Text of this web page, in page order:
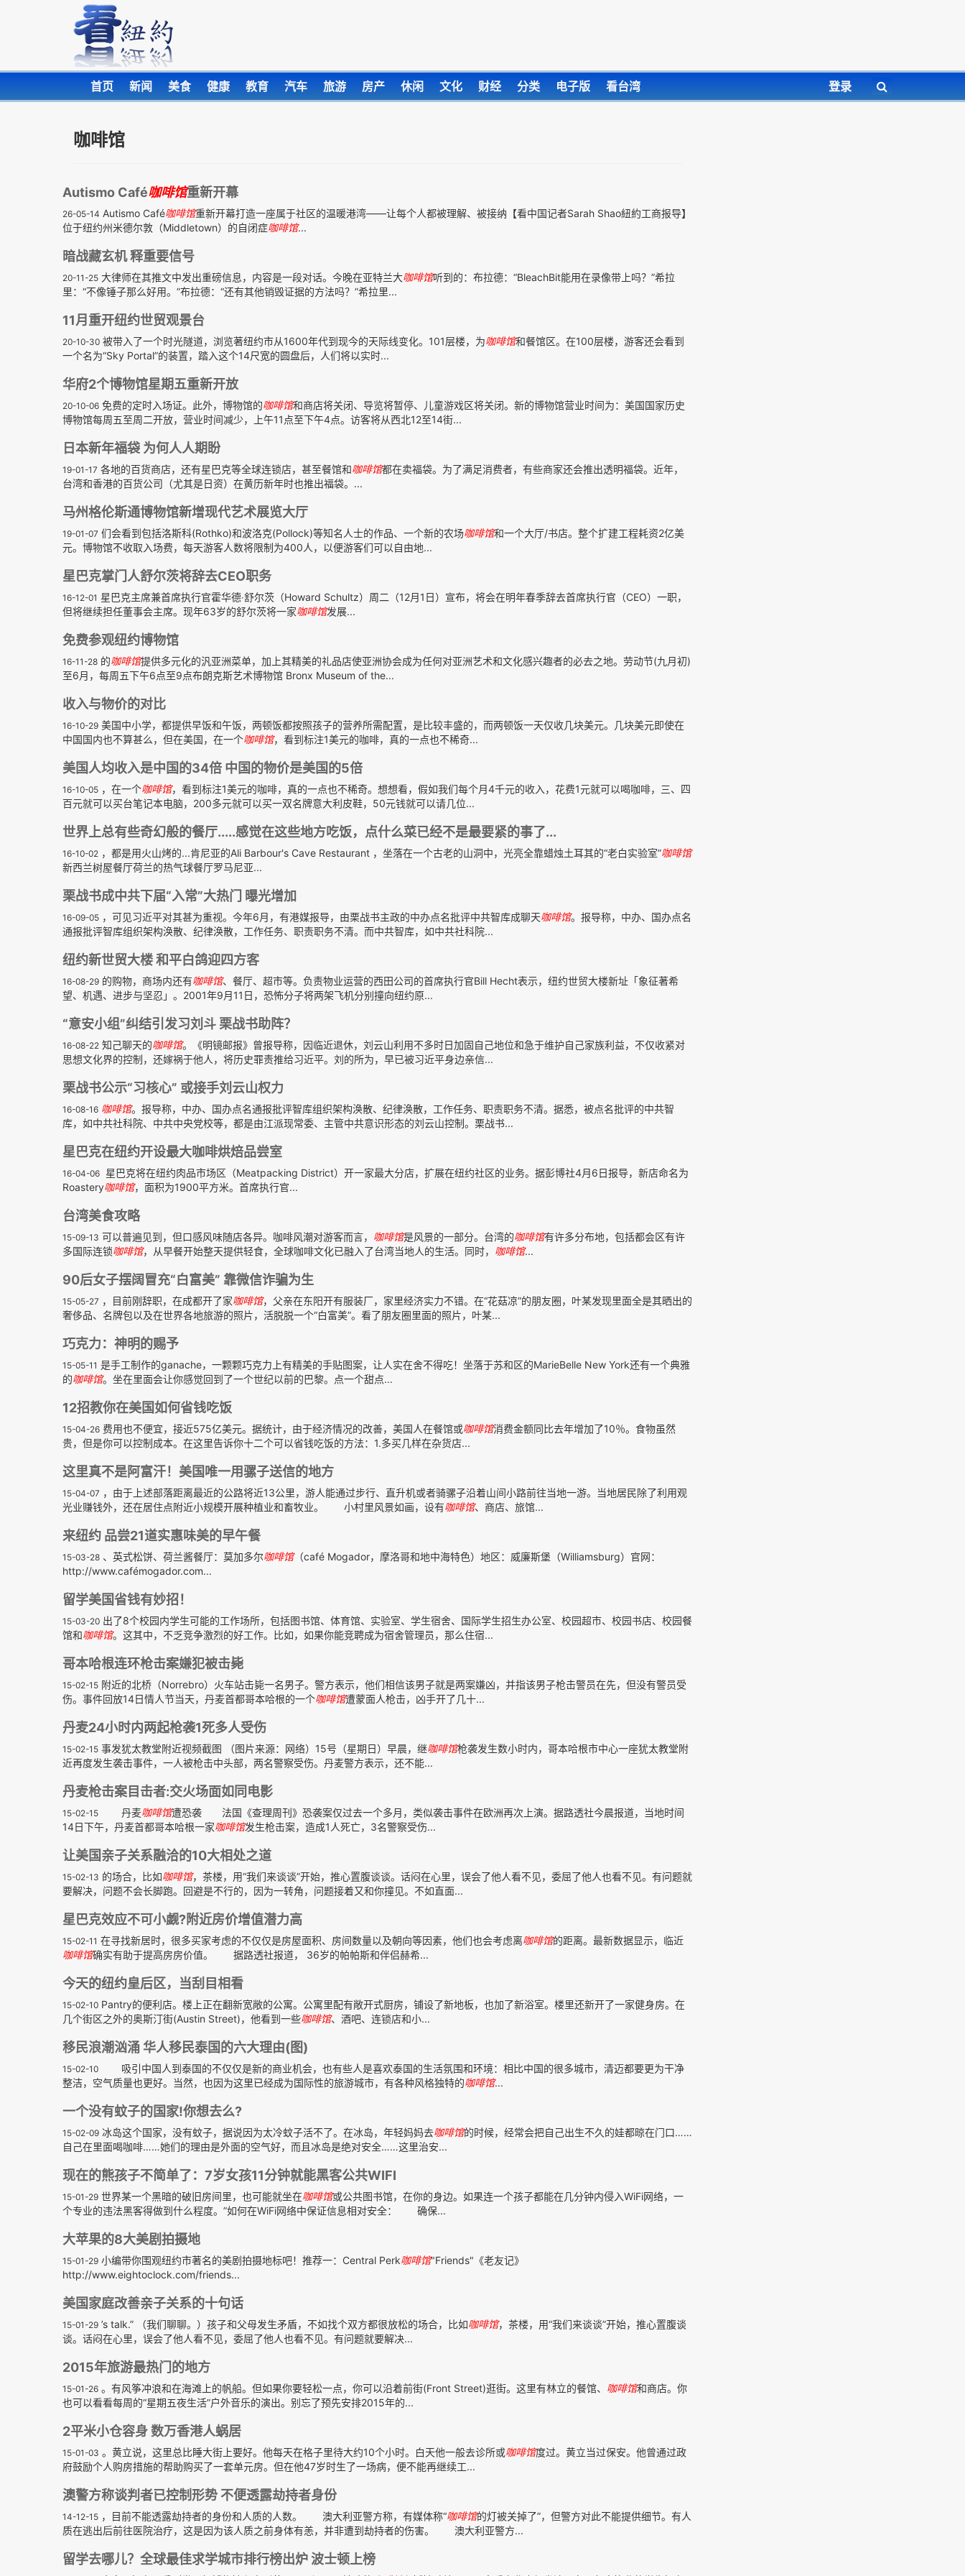
首页 新闻 美食 健康 教育 汽车 旅游 房产 休闲 文化 财经 分类 电子版 看台湾 登录
咖啡馆
Autismo Café咖啡馆重新开幕
26-05-14 Autismo Café咖啡馆重新开幕打造一座属于社区的温暖港湾——让每个人都被理解、被接纳【看中国记者Sarah Shao紐約工商报导】
位于纽约州米德尔敦（Middletown）的自闭症咖啡馆...
暗战藏玄机 释重要信号
20-11-25 大律师在其推文中发出重磅信息，内容是一段对话。今晚在亚特兰大咖啡馆听到的：布拉德：“BleachBit能用在录像带上吗？”希拉
里：“不像锤子那么好用。”布拉德：“还有其他销毁证据的方法吗？”希拉里...
11月重开纽约世贸观景台
20-10-30 被带入了一个时光隧道，浏览著纽约市从1600年代到现今的天际线变化。101层楼，为咖啡馆和餐馆区。在100层楼，游客还会看到
一个名为“Sky Portal”的装置，踏入这个14尺宽的圆盘后，人们将以实时...
华府2个博物馆星期五重新开放
20-10-06 免费的定时入场证。此外，博物馆的咖啡馆和商店将关闭、导览将暂停、儿童游戏区将关闭。新的博物馆营业时间为：美国国家历史
博物馆每周五至周二开放，营业时间减少，上午11点至下午4点。访客将从西北12至14街...
日本新年福袋 为何人人期盼
19-01-17 各地的百货商店，还有星巴克等全球连锁店，甚至餐馆和咖啡馆都在卖福袋。为了满足消费者，有些商家还会推出透明福袋。近年，
台湾和香港的百货公司（尤其是日资）在黄历新年时也推出福袋。...
马州格伦斯通博物馆新增现代艺术展览大厅
19-01-07 们会看到包括洛斯科(Rothko)和波洛克(Pollock)等知名人士的作品、一个新的农场咖啡馆和一个大厅/书店。整个扩建工程耗资2亿美
元。博物馆不收取入场费，每天游客人数将限制为400人，以便游客们可以自由地...
星巴克掌门人舒尔茨将辞去CEO职务
16-12-01 星巴克主席兼首席执行官霍华德‧舒尔茨（Howard Schultz）周二（12月1日）宣布，将会在明年春季辞去首席执行官（CEO）一职，
但将继续担任董事会主席。现年63岁的舒尔茨将一家咖啡馆发展...
免费参观纽约博物馆
16-11-28 的咖啡馆提供多元化的汎亚洲菜单，加上其精美的礼品店使亚洲协会成为任何对亚洲艺术和文化感兴趣者的必去之地。劳动节(九月初)
至6月，每周五下午6点至9点布朗克斯艺术博物馆 Bronx Museum of the...
收入与物价的对比
16-10-29 美国中小学，都提供早饭和午饭，两顿饭都按照孩子的营养所需配置，是比较丰盛的，而两顿饭一天仅收几块美元。几块美元即使在
中国国内也不算甚么，但在美国，在一个咖啡馆，看到标注1美元的咖啡，真的一点也不稀奇...
美国人均收入是中国的34倍 中国的物价是美国的5倍
16-10-05 ，在一个咖啡馆，看到标注1美元的咖啡，真的一点也不稀奇。想想看，假如我们每个月4千元的收入，花费1元就可以喝咖啡，三、四
百元就可以买台笔记本电脑，200多元就可以买一双名牌意大利皮鞋，50元钱就可以请几位...
世界上总有些奇幻般的餐厅.....感觉在这些地方吃饭，点什么菜已经不是最要紧的事了...
16-10-02 ，都是用火山烤的...肯尼亚的Ali Barbour's Cave Restaurant ，坐落在一个古老的山洞中，光亮全靠蜡烛土耳其的“老白实验室”咖啡馆
新西兰树屋餐厅荷兰的热气球餐厅罗马尼亚...
栗战书成中共下届“入常”大热门 曝光增加
16-09-05 ，可见习近平对其甚为重视。今年6月，有港媒报导，由栗战书主政的中办点名批评中共智库成聊天咖啡馆。报导称，中办、国办点名
通报批评智库组织架构涣散、纪律涣散，工作任务、职责职务不清。而中共智库，如中共社科院...
纽约新世贸大楼 和平白鸽迎四方客
16-08-29 的购物，商场内还有咖啡馆、餐厅、超市等。负责物业运营的西田公司的首席执行官Bill Hecht表示，纽约世贸大楼新址「象征著希
望、机遇、进步与坚忍」。2001年9月11日，恐怖分子将两架飞机分别撞向纽约原...
“意安小组”纠结引发习刘斗 栗战书助阵？
16-08-22 知己聊天的咖啡馆。《明镜邮报》曾报导称，因临近退休，刘云山利用不多时日加固自己地位和急于维护自己家族利益，不仅收紧对
思想文化界的控制，还嫁祸于他人，将历史罪责推给习近平。刘的所为，早已被习近平身边亲信...
栗战书公示“习核心” 或接手刘云山权力
16-08-16 咖啡馆。报导称，中办、国办点名通报批评智库组织架构涣散、纪律涣散，工作任务、职责职务不清。据悉，被点名批评的中共智
库，如中共社科院、中共中央党校等，都是由江派现常委、主管中共意识形态的刘云山控制。栗战书...
星巴克在纽约开设最大咖啡烘焙品尝室
16-04-06 星巴克将在纽约肉品市场区（Meatpacking District）开一家最大分店，扩展在纽约社区的业务。据彭博社4月6日报导，新店命名为
Roastery咖啡馆，面积为1900平方米。首席执行官...
台湾美食攻略
15-09-13 可以普遍见到，但口感风味随店各异。咖啡风潮对游客而言， 咖啡馆是风景的一部分。台湾的咖啡馆有许多分布地，包括都会区有许
多国际连锁咖啡馆，从早餐开始整天提供轻食，全球咖啡文化已融入了台湾当地人的生活。同时， 咖啡馆...
90后女子摆阔冒充“白富美” 靠微信诈骗为生
15-05-27 ，目前刚辞职，在成都开了家咖啡馆，父亲在东阳开有服装厂，家里经济实力不错。在“花菇凉”的朋友圈，叶某发现里面全是其晒出的
奢侈品、名牌包以及在世界各地旅游的照片，活脱脱一个“白富美”。看了朋友圈里面的照片，叶某...
巧克力：神明的赐予
15-05-11 是手工制作的ganache，一颗颗巧克力上有精美的手贴图案，让人实在舍不得吃！坐落于苏和区的MarieBelle New York还有一个典雅
的咖啡馆。坐在里面会让你感觉回到了一个世纪以前的巴黎。点一个甜点...
12招教你在美国如何省钱吃饭
15-04-26 费用也不便宜，接近575亿美元。据统计，由于经济情况的改善，美国人在餐馆或咖啡馆消费金额同比去年增加了10％。食物虽然
贵，但是你可以控制成本。在这里告诉你十二个可以省钱吃饭的方法：1.多买几样在杂货店...
这里真不是阿富汗！美国唯一用骡子送信的地方
15-04-07 ，由于上述部落距离最近的公路将近13公里，游人能通过步行、直升机或者骑骡子沿着山间小路前往当地一游。当地居民除了利用观
光业赚钱外，还在居住点附近小规模开展种植业和畜牧业。 小村里风景如画，设有咖啡馆、商店、旅馆...
来纽约 品尝21道实惠味美的早午餐
15-03-28 、英式松饼、荷兰酱餐厅：莫加多尔咖啡馆（café Mogador，摩洛哥和地中海特色）地区：威廉斯堡（Williamsburg）官网：
http://www.cafémogador.com...
留学美国省钱有妙招！
15-03-20 出了8个校园内学生可能的工作场所，包括图书馆、体育馆、实验室、学生宿舍、国际学生招生办公室、校园超市、校园书店、校园餐
馆和咖啡馆。这其中，不乏竞争激烈的好工作。比如，如果你能竞聘成为宿舍管理员，那么住宿...
哥本哈根连环枪击案嫌犯被击毙
15-02-15 附近的北桥（Norrebro）火车站击毙一名男子。警方表示，他们相信该男子就是两案嫌凶，并指该男子枪击警员在先，但没有警员受
伤。事件回放14日情人节当天，丹麦首都哥本哈根的一个咖啡馆遭蒙面人枪击，凶手开了几十...
丹麦24小时内两起枪袭1死多人受伤
15-02-15 事发犹太教堂附近视频截图 （图片来源：网络）15号（星期日）早晨，继咖啡馆枪袭发生数小时内，哥本哈根市中心一座犹太教堂附
近再度发生袭击事件，一人被枪击中头部，两名警察受伤。丹麦警方表示，还不能...
丹麦枪击案目击者:交火场面如同电影
15-02-15 丹麦咖啡馆遭恐袭 法国《查理周刊》恐袭案仅过去一个多月，类似袭击事件在欧洲再次上演。据路透社今晨报道，当地时间
14日下午，丹麦首都哥本哈根一家咖啡馆发生枪击案，造成1人死亡，3名警察受伤...
让美国亲子关系融洽的10大相处之道
15-02-13 的场合，比如咖啡馆，茶楼，用“我们来谈谈”开始，推心置腹谈谈。话闷在心里，误会了他人看不见，委屈了他人也看不见。有问题就
要解决，问题不会长脚跑。回避是不行的，因为一转角，问题接着又和你撞见。不如直面...
星巴克效应不可小觑?附近房价增值潜力高
15-02-11 在寻找新居时，很多买家考虑的不仅仅是房屋面积、房间数量以及朝向等因素，他们也会考虑离咖啡馆的距离。最新数据显示，临近
咖啡馆确实有助于提高房房价值。 据路透社报道， 36岁的帕帕斯和伴侣赫希...
今天的纽约皇后区，当刮目相看
15-02-10 Pantry的便利店。楼上正在翻新宽敞的公寓。公寓里配有敞开式厨房，铺设了新地板，也加了新浴室。楼里还新开了一家健身房。在
几个街区之外的奥斯汀街(Austin Street)，他看到一些咖啡馆、酒吧、连锁店和小...
移民浪潮汹涌 华人移民泰国的六大理由(图)
15-02-10 吸引中国人到泰国的不仅仅是新的商业机会，也有些人是喜欢泰国的生活氛围和环境：相比中国的很多城市，清迈都要更为干净
整洁，空气质量也更好。当然，也因为这里已经成为国际性的旅游城市，有各种风格独特的咖啡馆...
一个没有蚊子的国家!你想去么?
15-02-09 冰岛这个国家，没有蚊子，据说因为太冷蚊子活不了。在冰岛，年轻妈妈去咖啡馆的时候，经常会把自己出生不久的娃都晾在门口……
自己在里面喝咖啡……她们的理由是外面的空气好，而且冰岛是绝对安全……这里治安...
现在的熊孩子不简单了：7岁女孩11分钟就能黑客公共WIFI
15-01-29 世界某一个黑暗的破旧房间里，也可能就坐在咖啡馆或公共图书馆，在你的身边。如果连一个孩子都能在几分钟内侵入WiFi网络，一
个专业的违法黑客得做到什么程度。”如何在WiFi网络中保证信息相对安全： 确保...
大苹果的8大美剧拍摄地
15-01-29 小编带你围观纽约市著名的美剧拍摄地标吧！推荐一：Central Perk咖啡馆"Friends"《老友记》
http://www.eightoclock.com/friends...
美国家庭改善亲子关系的十句话
15-01-29 ’s talk.” （我们聊聊。）孩子和父母发生矛盾，不如找个双方都很放松的场合，比如咖啡馆，茶楼，用“我们来谈谈”开始，推心置腹谈
谈。话闷在心里，误会了他人看不见，委屈了他人也看不见。有问题就要解决...
2015年旅游最热门的地方
15-01-26 。有风筝冲浪和在海滩上的帆船。但如果你要轻松一点，你可以沿着前街(Front Street)逛街。这里有林立的餐馆、 咖啡馆和商店。你
也可以看看每周的“星期五夜生活”户外音乐的演出。别忘了预先安排2015年的...
2平米小仓容身 数万香港人蜗居
15-01-03 。黄立说，这里总比睡大街上要好。他每天在格子里待大约10个小时。白天他一般去诊所或咖啡馆度过。黄立当过保安。他曾通过政
府鼓励个人购房措施的帮助购买了一套单元房。但在他47岁时生了一场病，便不能再继续工...
澳警方称谈判者已控制形势 不便透露劫持者身份
14-12-15 ，目前不能透露劫持者的身份和人质的人数。 澳大利亚警方称，有媒体称“咖啡馆的灯被关掉了”，但警方对此不能提供细节。有人
质在逃出后前往医院治疗，这是因为该人质之前身体有恙，并非遭到劫持者的伤害。 澳大利亚警方...
留学去哪儿？全球最佳求学城市排行榜出炉 波士顿上榜